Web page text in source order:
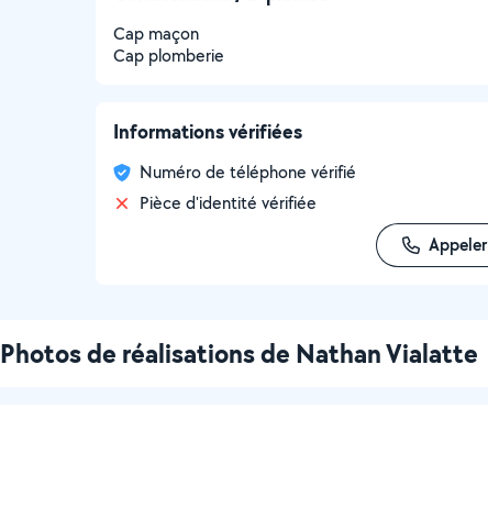
Cap maçon
Cap plomberie
Informations vérifiées
Numéro de téléphone vérifié
Pièce d'identité vérifiée
Appeler
Photos de réalisations de Nathan Vialatte